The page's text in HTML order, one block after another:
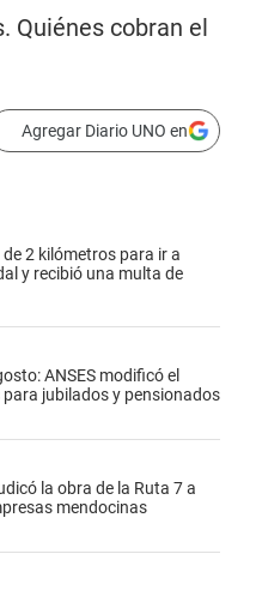
Quiénes cobran el
Agregar Diario UNO en
2 kilómetros para ir a
y recibió una multa de
ANSES modificó el
jubilados y pensionados
la obra de la Ruta 7 a
mendocinas